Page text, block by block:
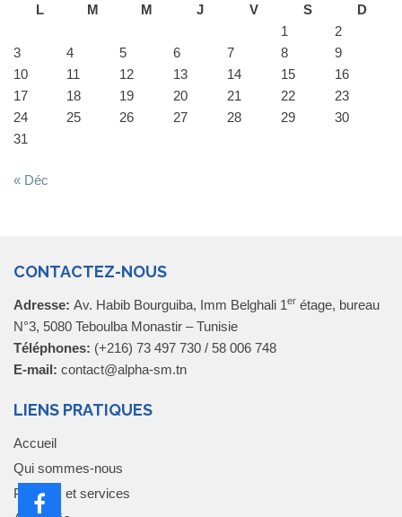
L
M M J V S
D
1
2
3
4 5 6 7 8
9
10
11 12 13 14 15
16
17
18 19 20 21 22
23
24
25 26 27 28 29
30
31
« Déc
CONTACTEZ-NOUS
Adresse: Av. Habib Bourguiba, Imm Belghali 1er étage, bureau
N°3, 5080 Teboulba Monastir – Tunisie
Téléphones: (+216) 73 497 730 / 58 006 748
E-mail: contact@alpha-sm.tn
LIENS PRATIQUES
Accueil
Qui sommes-nous
Produits et services